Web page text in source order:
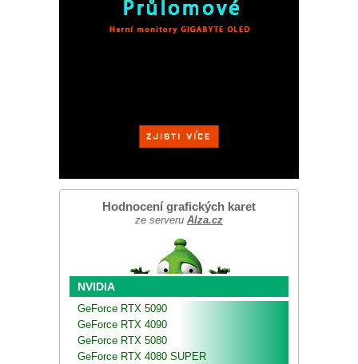
Hodnocení grafických karet
ze serveru Alza.cz
NVIDIA
GeForce RTX 5090
GeForce RTX 4090
GeForce RTX 5080
GeForce RTX 4080 SUPER